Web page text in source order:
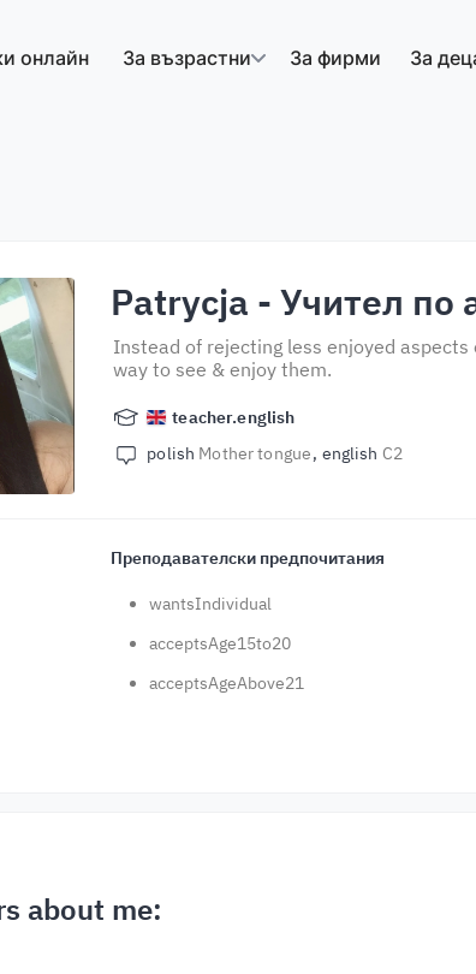
онлайн За възрастни За фирми За
Patrycja - Учител по
Instead of rejecting less enjoyed
way to see & enjoy them.
teacher.english
polish Mother tongue english C2
Преподавателски предпочитания
wantsIndividual
acceptsAge15to20
acceptsAgeAbove21
about me: